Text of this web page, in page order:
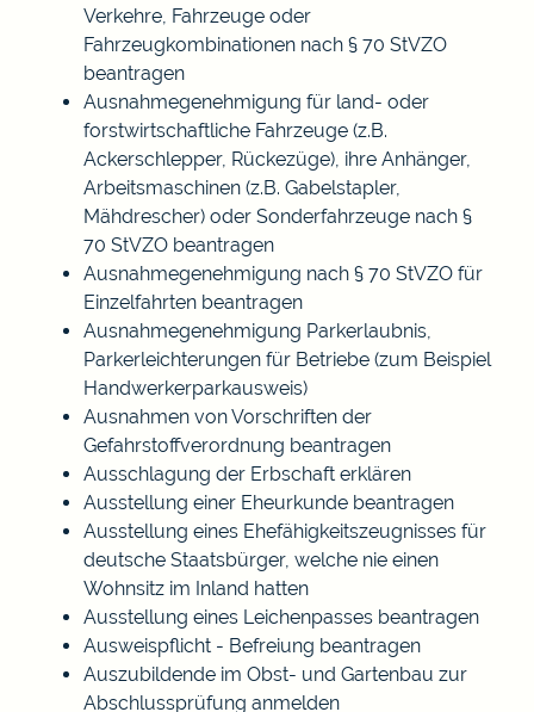
Verkehre, Fahrzeuge oder
Fahrzeugkombinationen nach § 70 StVZO
beantragen
Ausnahmegenehmigung für land- oder
forstwirtschaftliche Fahrzeuge (z.B.
Ackerschlepper, Rückezüge), ihre Anhänger,
Arbeitsmaschinen (z.B. Gabelstapler,
Mähdrescher) oder Sonderfahrzeuge nach §
70 StVZO beantragen
Ausnahmegenehmigung nach § 70 StVZO für
Einzelfahrten beantragen
Ausnahmegenehmigung Parkerlaubnis,
Parkerleichterungen für Betriebe (zum Beispiel
Handwerkerparkausweis)
Ausnahmen von Vorschriften der
Gefahrstoffverordnung beantragen
Ausschlagung der Erbschaft erklären
Ausstellung einer Eheurkunde beantragen
Ausstellung eines Ehefähigkeitszeugnisses für
deutsche Staatsbürger, welche nie einen
Wohnsitz im Inland hatten
Ausstellung eines Leichenpasses beantragen
Ausweispflicht - Befreiung beantragen
Auszubildende im Obst- und Gartenbau zur
Abschlussprüfung anmelden